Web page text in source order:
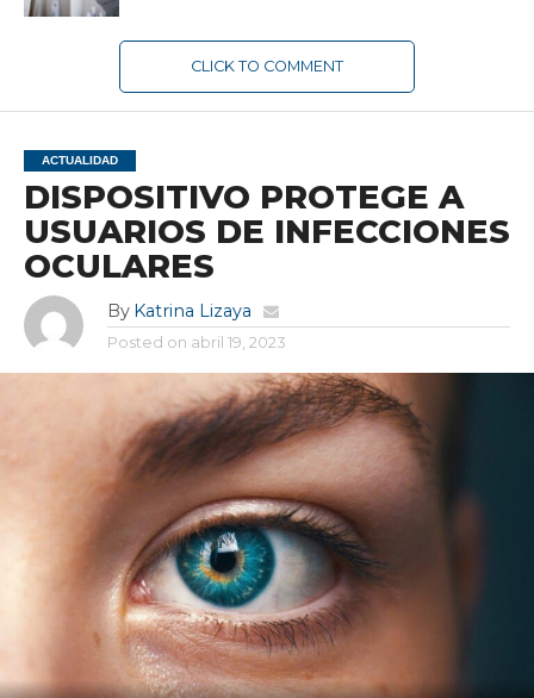
CLICK TO COMMENT
ACTUALIDAD
DISPOSITIVO PROTEGE A
USUARIOS DE INFECCIONES
OCULARES
By Katrina Lizaya
Posted on abril 19, 2023